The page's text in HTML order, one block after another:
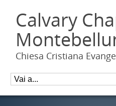
Calvary
Chiesa Cristiana